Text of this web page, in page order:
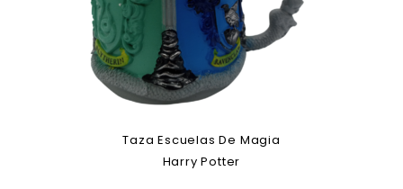
Taza Escuelas De Magia
Harry Potter